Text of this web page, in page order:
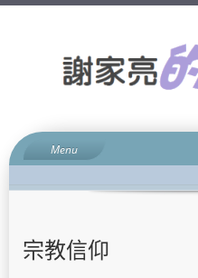
Menu
升學面試
親子關係
宗教信仰